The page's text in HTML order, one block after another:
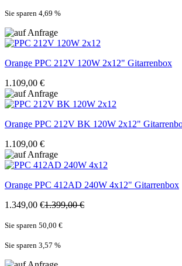
Sie sparen 4,69 %
Orange PPC 212V 120W 2x12" Gitarrenbox
1.109,00 €
Orange PPC 212V BK 120W 2x12"
1.109,00 €
Orange PPC 412AD 240W 4x12" Gitarrenbox
1.349,00 €1.399,00 €
Sie sparen 50,00 €
Sie sparen 3,57 %